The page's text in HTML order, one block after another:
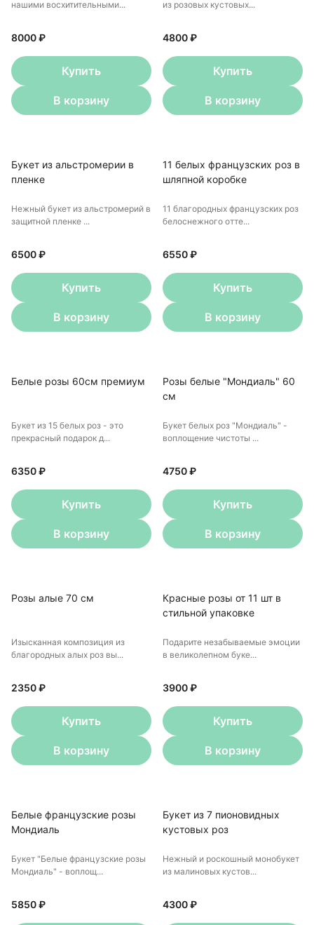
нашими восхитительными...
8000 ₽
Купить
В корзину
из розовых кустовых...
4800 ₽
Купить
В корзину
Букет из альстромерии в
пленке
Нежный букет из альстромерий в
защитной пленке ...
6500 ₽
Купить
В корзину
11 белых французских роз в
шляпной коробке
11 благородных французских роз
белоснежного отте...
6550 ₽
Купить
В корзину
Белые розы 60см премиум
Букет из 15 белых роз - это
прекрасный подарок д...
6350 ₽
Купить
В корзину
Розы белые "Мондиаль" 60
см
Букет белых роз "Мондиаль" -
воплощение чистоты ...
4750 ₽
Купить
В корзину
Розы алые 70 см
Изысканная композиция из
благородных алых роз вы...
2350 ₽
Купить
В корзину
Красные розы от 11 шт в
стильной упаковке
Подарите незабываемые эмоции
в великолепном буке...
3900 ₽
Купить
В корзину
Белые французские розы
Мондиаль
Букет "Белые французские розы
Мондиаль" - воплощ...
5850 ₽
Букет из 7 пионовидных
кустовых роз
Нежный и роскошный монобукет
из малиновых кустов...
4300 ₽